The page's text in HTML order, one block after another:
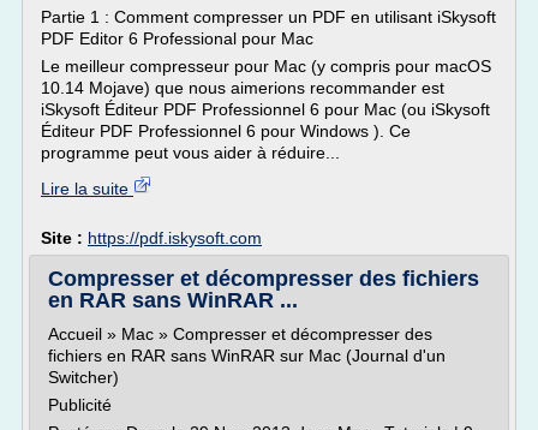
Partie 1 : Comment compresser un PDF en utilisant iSkysoft
PDF Editor 6 Professional pour Mac
Le meilleur compresseur pour Mac (y compris pour macOS
10.14 Mojave) que nous aimerions recommander est
iSkysoft Éditeur PDF Professionnel 6 pour Mac (ou iSkysoft
Éditeur PDF Professionnel 6 pour Windows ). Ce
programme peut vous aider à réduire...
Lire la suite
Site : https://pdf.iskysoft.com
Compresser et décompresser des fichiers
en RAR sans WinRAR ...
Accueil » Mac » Compresser et décompresser des
fichiers en RAR sans WinRAR sur Mac (Journal d'un
Switcher)
Publicité